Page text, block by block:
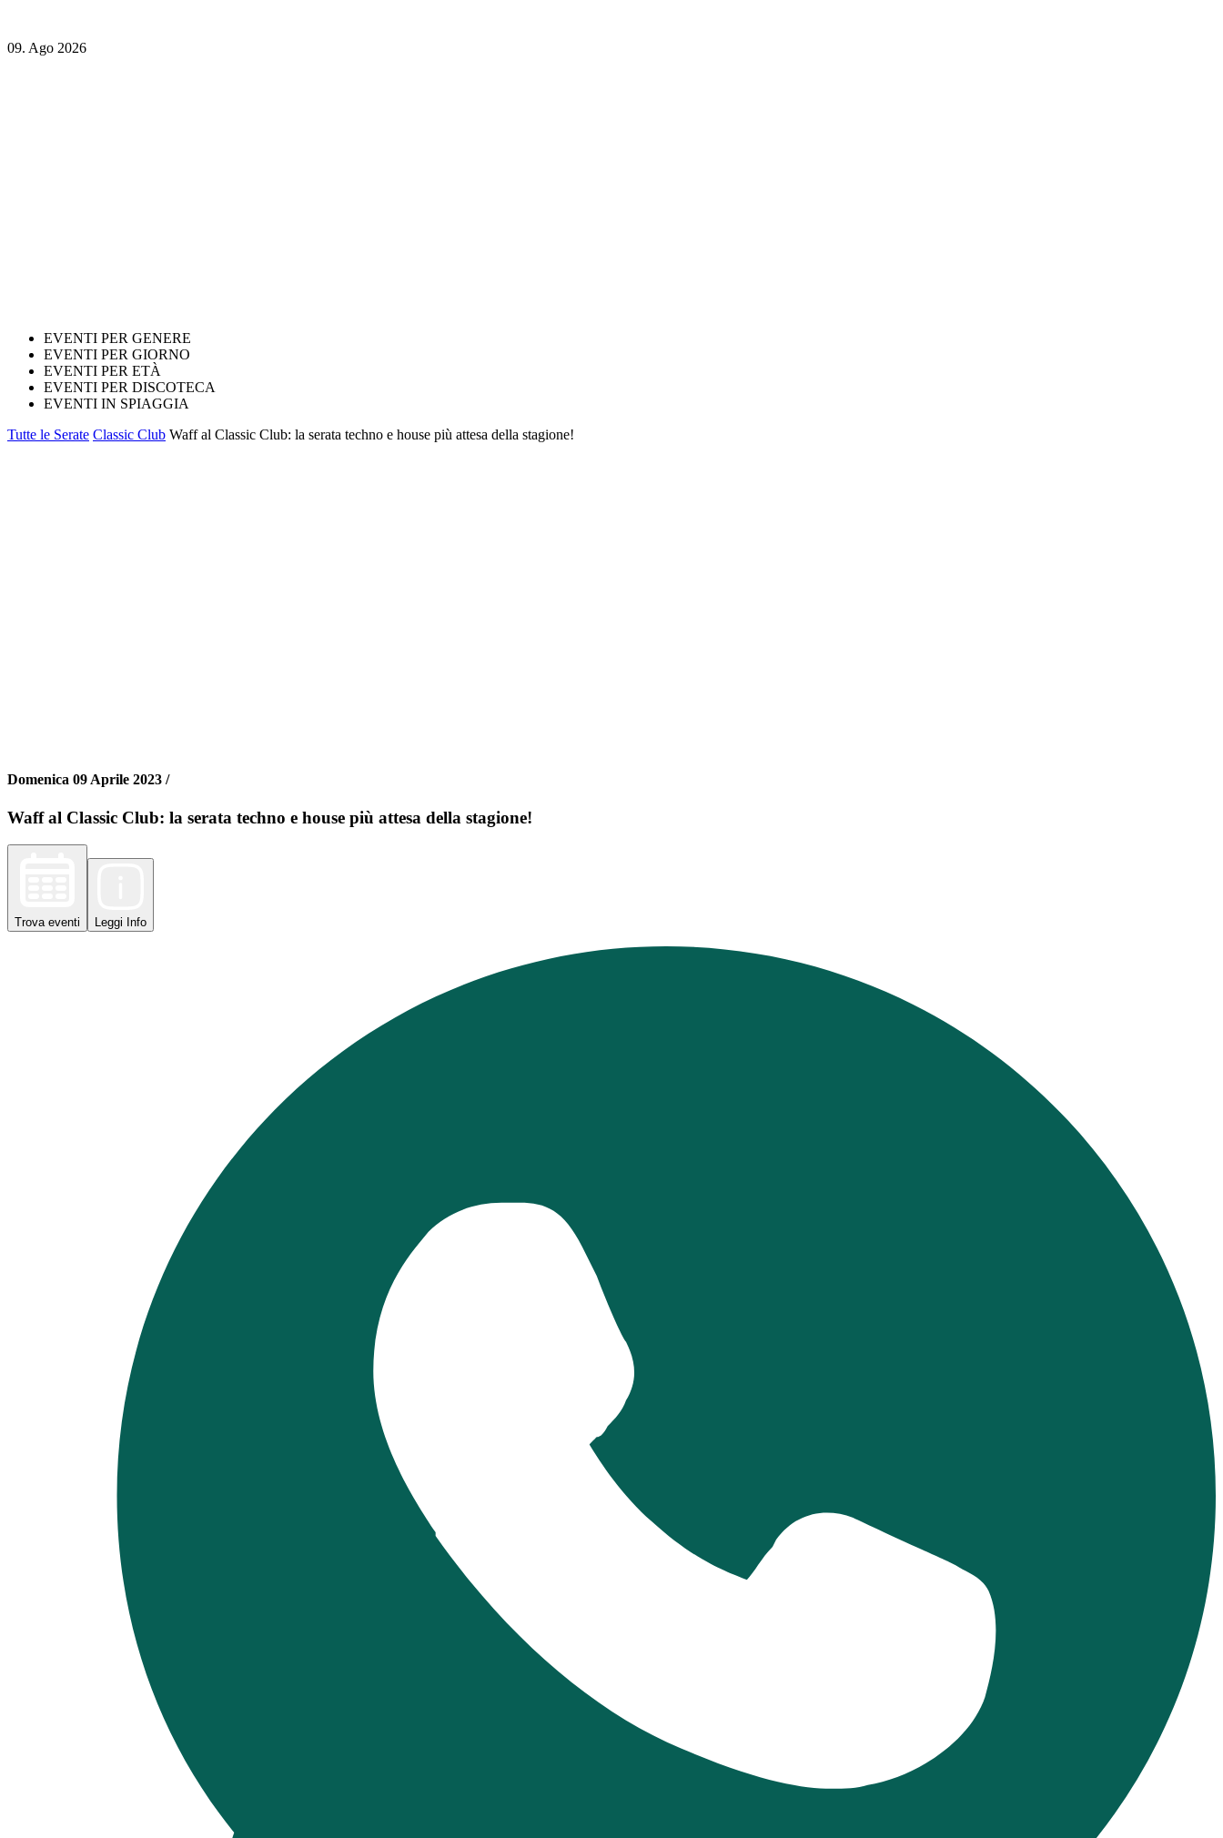
09. Ago 2026
EVENTI PER GENERE
EVENTI PER GIORNO
EVENTI PER ETÀ
EVENTI PER DISCOTECA
EVENTI IN SPIAGGIA
Tutte le Serate Classic Club Waff al Classic Club: la serata techno e house più attesa della stagione!
Domenica 09 Aprile 2023 /
Waff al Classic Club: la serata techno e house più attesa della stagione!
Trova eventi Leggi Info